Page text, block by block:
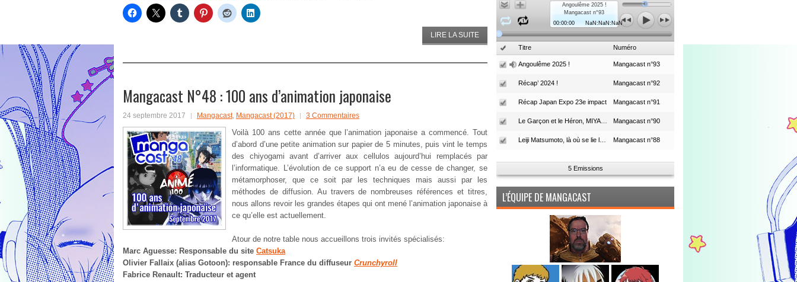
LIRE LA SUITE
Mangacast N°48 : 100 ans d’animation japonaise
24 septembre 2017 Mangacast, Mangacast (2017) 3 Commentaires
Voilà 100 ans cette année que l’animation japonaise a commencé. Tout
d’abord d’une petite animation sur papier de 5 minutes, puis vint le temps
des chiyogami avant d’arriver aux cellulos aujourd’hui remplacés par
l’informatique. L’évolution de ce support n’a eu de cesse de changer, se
métamorphoser, que ce soit par les techniques mais aussi par les
méthodes de diffusion. Au travers de nombreuses références et titres,
nous allons revoir les grandes étapes qui ont mené l’animation japonaise à
ce qu’elle est actuellement.
Atour de notre table nous accueillons trois invités spécialisés:
Marc Aguesse: Responsable du site Catsuka
Olivier Fallaix (alias Gotoon): responsable France du diffuseur Crunchyroll
Fabrice Renault: Traducteur et agent
Angoulême 2025 !
Mangacast n°93
00:00:00
NaN:NaN:NaN
Titre Numéro
Angoulême 2025 ! Mangacast n°93
Récap’ 2024 ! Mangacast n°92
Récap Japan Expo 23e impact Mangacast n°91
Mangacast n°90
Mangacast n°88
5 Emissions
L’ÉQUIPE DE MANGACAST